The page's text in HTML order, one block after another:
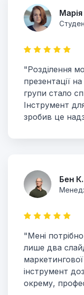
"Розділення
презентації
групи стало
Інструмент
зробив це
Бен К.
"Мені
лише два
інструмент
окрему,